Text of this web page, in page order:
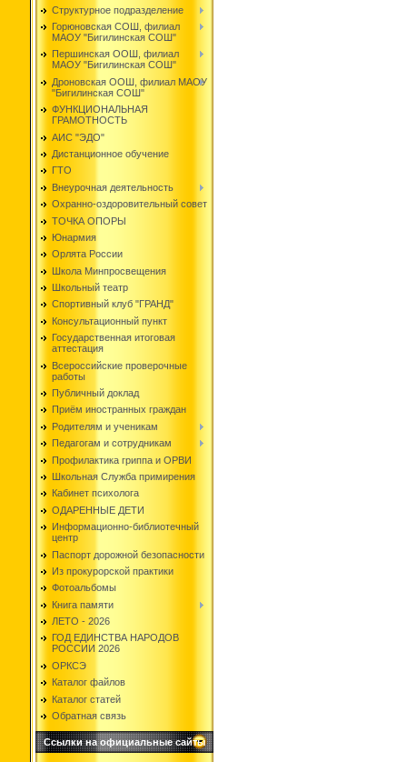
Структурное подразделение
Горюновская СОШ, филиал
МАОУ "Бигилинская СОШ"
Першинская ООШ, филиал
МАОУ "Бигилинская СОШ"
Дроновская ООШ, филиал МАОУ
"Бигилинская СОШ"
ФУНКЦИОНАЛЬНАЯ
ГРАМОТНОСТЬ
АИС "ЭДО"
Дистанционное обучение
ГТО
Внеурочная деятельность
Охранно-оздоровительный совет
ТОЧКА ОПОРЫ
Юнармия
Орлята России
Школа Минпросвещения
Школьный театр
Спортивный клуб "ГРАНД"
Консультационный пункт
Государственная итоговая
аттестация
Всероссийские проверочные
работы
Публичный доклад
Приём иностранных граждан
Родителям и ученикам
Педагогам и сотрудникам
Профилактика гриппа и ОРВИ
Школьная Служба примирения
Кабинет психолога
ОДАРЕННЫЕ ДЕТИ
Информационно-библиотечный
центр
Паспорт дорожной безопасности
Из прокурорской практики
Фотоальбомы
Книга памяти
ЛЕТО - 2026
ГОД ЕДИНСТВА НАРОДОВ
РОССИИ 2026
ОРКСЭ
Каталог файлов
Каталог статей
Обратная связь
Ссылки на официальные сайты